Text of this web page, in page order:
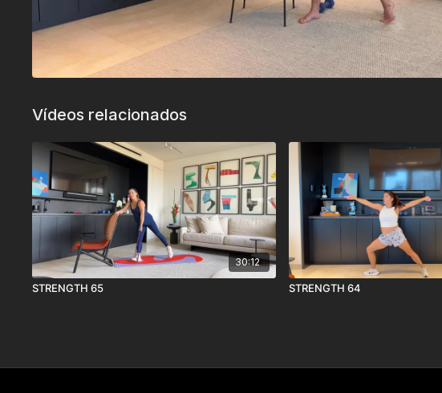
Vídeos relacionados
30:12
STRENGTH 65 STRENGTH 64